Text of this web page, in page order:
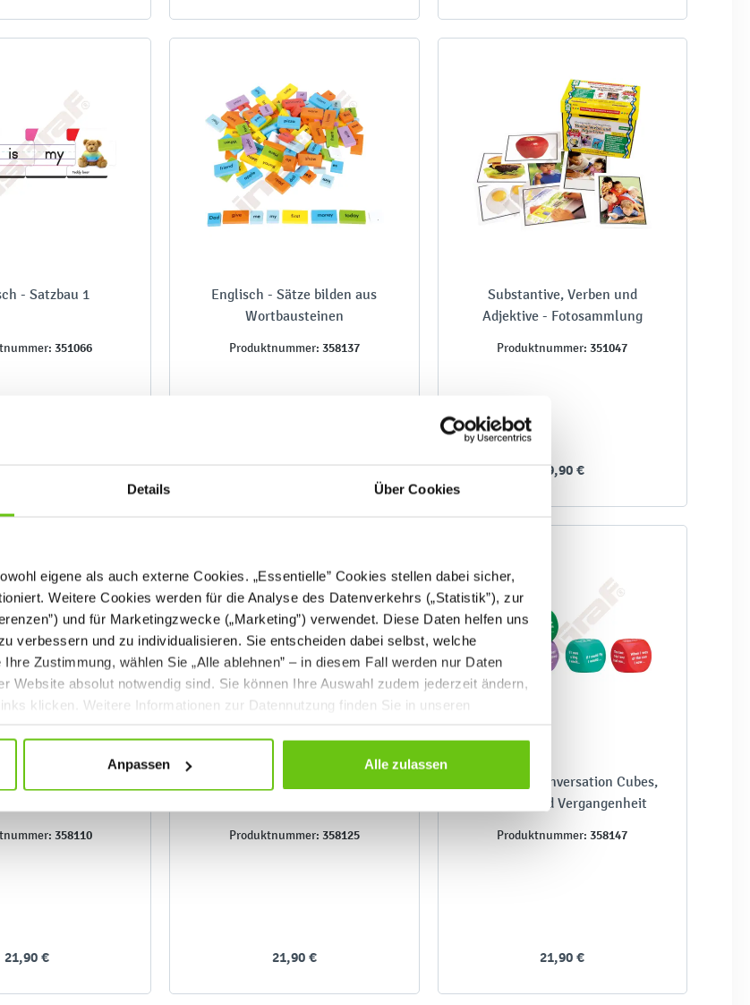
Details Über Cookies
eigene als auch externe Cookies. „Essentielle” Cookies stellen dabei sicher,
Weitere Cookies werden für die Analyse des Datenverkehrs („Statistik”), zur
und für Marketingzwecke („Marketing”) verwendet. Diese Daten helfen uns
verbessern und zu individualisieren. Sie entscheiden dabei selbst, welche
Zustimmung, wählen Sie „Alle ablehnen” – in diesem Fall werden nur Daten
Website absolut notwendig sind. Sie können Ihre Auswahl zudem jederzeit ändern,
klicken. Weitere Informationen zur Datennutzung finden Sie in unseren
Anpassen Alle zulassen
- Satzbau 1
351066
18,90 €
Englisch - Sätze bilden aus
Wortbausteinen
Produktnummer: 358137
39,90 €
Substantive, Verben und
Adjektive - Fotosammlung
Produktnummer: 351047
59,90 €
358110
21,90 €
Produktnummer: 358125
21,90 €
Englisch - Conversation Cubes,
Zukunft und Vergangenheit
Produktnummer: 358147
21,90 €